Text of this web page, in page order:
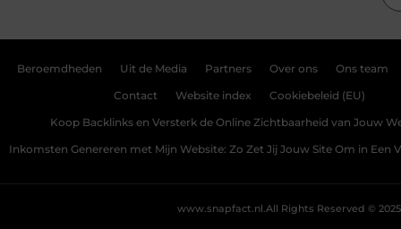
Beroemdheden Uit de Media Partners Over ons Ons team
Contact Website index Cookiebeleid (EU)
Koop Backlinks en Versterk de Online Zichtbaarheid van Jouw
Inkomsten Genereren met Mijn Website: Zo Zet Jij Jouw Site Om in Een
All Rights Reserved © 2025
www.snapfact.nl.